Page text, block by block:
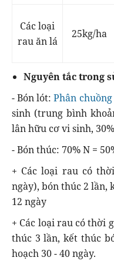
Các loại
rau ăn lá
25kg/ha
Nguyên tắc trong
- Bón lót:Phân chuồng
sinh (trung bình
lân hữu cơ vi sinh,
- Bón thúc: 70% N =
+ Các loại rau có
ngày), bón thúc 2
12 ngày
+ Các loại rau có thời
thúc 3 lần, kết thúc
hoạch 30 - 40 ngày.